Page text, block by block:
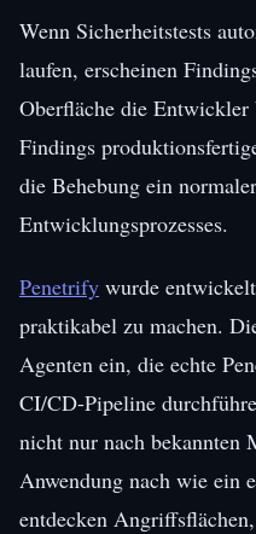
Wenn Sicherheitstests
laufen, erscheinen
Oberfläche die Entwickler
Findings
die Behebung ein
Entwicklungsprozesses.
Penetrify wurde
praktikabel zu machen.
Agenten ein, die echte
CI/CD-Pipeline
nicht nur nach bekannten
Anwendung nach wie ein
entdecken